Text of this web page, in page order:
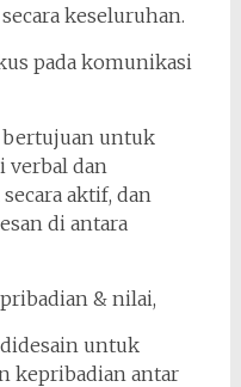
keseluruhan.
pada komunikasi
untuk
verbal dan
aktif, dan
di antara
& nilai,
untuk
kepribadian antar